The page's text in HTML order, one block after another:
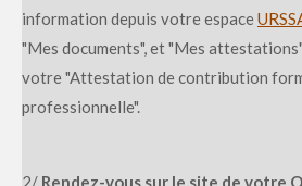
information depuis votre espace
"Mes documents", et "Mes
votre "Attestation de contribution
professionnelle".
2/ Rendez-vous sur le site de votre